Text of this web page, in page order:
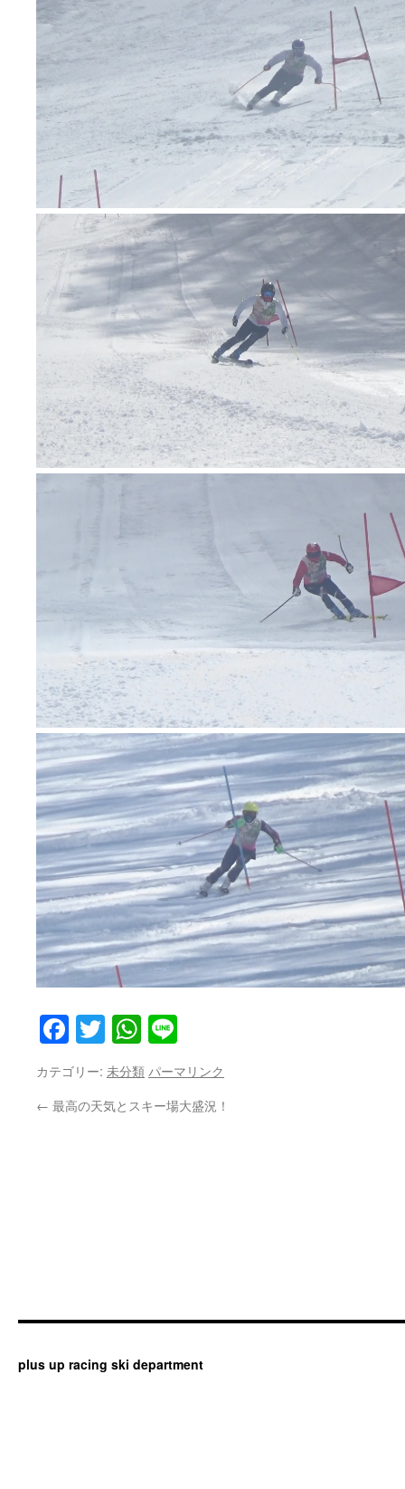
Facebook
TwitterWhatsApp
カテゴリー: 未分類パーマリンク
← 最高の天気とスキー場大盛況！
plus up racing ski department